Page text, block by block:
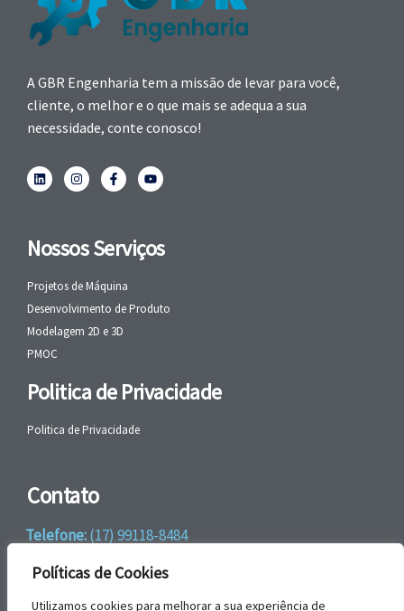
Políticas de Cookies
Utilizamos cookies para melhorar a sua experiência de
A GBR Engenharia tem a missão de levar para você,
cliente, o melhor e o que mais se adequa a sua
necessidade, conte conosco!
Nossos Serviços
Projetos de Máquina
Desenvolvimento de Produto
Modelagem 2D e 3D
PMOC
Politica de Privacidade
Politica de Privacidade
Contato
Telefone:(17) 99118-8484
WhatsApp:+55 (17) 99118-8484
email:faleconosco@gbrengenharia.com